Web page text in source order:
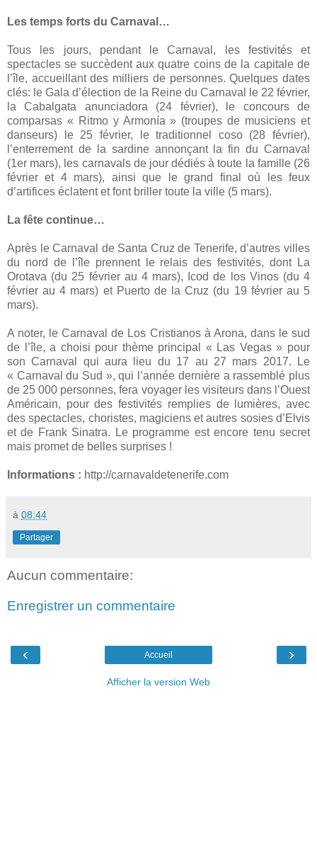
Les temps forts du Carnaval…
Tous les jours, pendant le Carnaval, les festivités et
spectacles se succèdent aux quatre coins de la capitale de
l’île, accueillant des milliers de personnes. Quelques dates
clés: le Gala d’élection de la Reine du Carnaval le 22 février,
la Cabalgata anunciadora (24 février), le concours de
comparsas « Ritmo y Armonía » (troupes de musiciens et
danseurs) le 25 février, le traditionnel coso (28 février),
l’enterrement de la sardine annonçant la fin du Carnaval
(1er mars), les carnavals de jour dédiés à toute la famille (26
février et 4 mars), ainsi que le grand final où les feux
d’artifices éclatent et font briller toute la ville (5 mars).
La fête continue…
Après le Carnaval de Santa Cruz de Tenerife, d’autres villes
du nord de l’île prennent le relais des festivités, dont La
Orotava (du 25 février au 4 mars), Icod de los Vinos (du 4
février au 4 mars) et Puerto de la Cruz (du 19 février au 5
mars).
A noter, le Carnaval de Los Cristianos à Arona, dans le sud
de l’île, a choisi pour thème principal « Las Vegas » pour
son Carnaval qui aura lieu du 17 au 27 mars 2017. Le
« Carnaval du Sud », qui l’année dernière a rassemblé plus
de 25 000 personnes, fera voyager les visiteurs dans l’Ouest
Américain, pour des festivités remplies de lumières, avec
des spectacles, choristes, magiciens et autres sosies d’Elvis
et de Frank Sinatra. Le programme est encore tenu secret
mais promet de belles surprises !
Informations : http://carnavaldetenerife.com
à 08:44
Partager
Aucun commentaire:
Enregistrer un commentaire
‹ ›
Accueil
Afficher la version Web